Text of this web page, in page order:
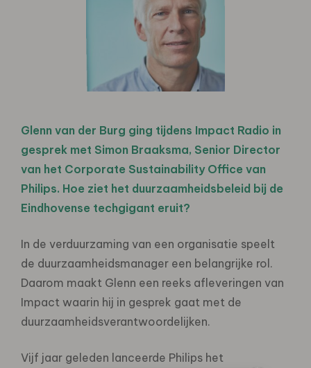
Glenn van der Burg ging tijdens Impact Radio in
gesprek met Simon Braaksma, Senior Director
van het Corporate Sustainability Office van
Philips. Hoe ziet het duurzaamheidsbeleid bij de
Eindhovense techgigant eruit?
In de verduurzaming van een organisatie speelt
de duurzaamheidsmanager een belangrijke rol.
Daarom maakt Glenn een reeks afleveringen van
Impact waarin hij in gesprek gaat met de
duurzaamheidsverantwoordelijken.
Vijf jaar geleden lanceerde Philips het